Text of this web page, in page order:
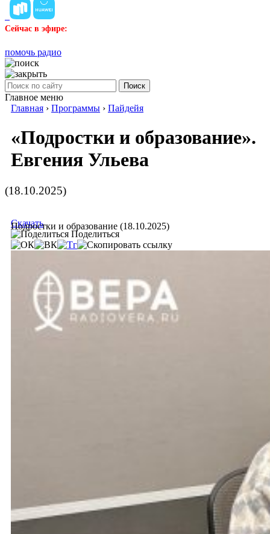
Сейчас в эфире:
помочь радио
Поиск
Главное меню
Главная › Программы › Пайдейя
«Подростки и образование».
Евгения Ульева
(18.10.2025)
Подростки и образование (18.10.2025)
Скачать
Поделиться